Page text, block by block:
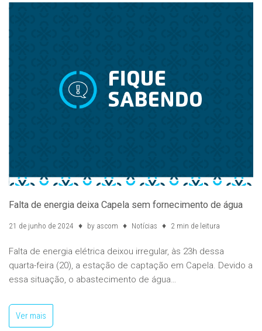
Falta de energia deixa Capela sem fornecimento de água
21 de junho de 2024 by ascom Notícias 2 min de leitura
Falta de energia elétrica deixou irregular, às 23h dessa
quarta-feira (20), a estação de captação em Capela. Devido a
essa situação, o abastecimento de água…
Ver mais